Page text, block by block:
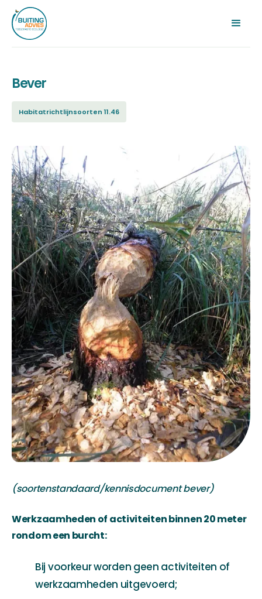
Bever
Habitatrichtlijnsoorten 11.46
(soortenstandaard/kennisdocument bever)
Werkzaamheden of activiteiten binnen 20 meter
rondom een burcht:
Bij voorkeur worden geen activiteiten of
werkzaamheden uitgevoerd;